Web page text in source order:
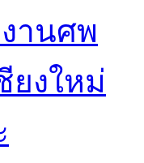
านศพ
ยงใหม่